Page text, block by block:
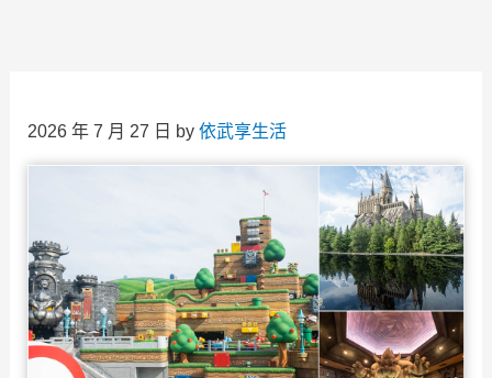
2026 年 7 月 27 日 by 依武享生活